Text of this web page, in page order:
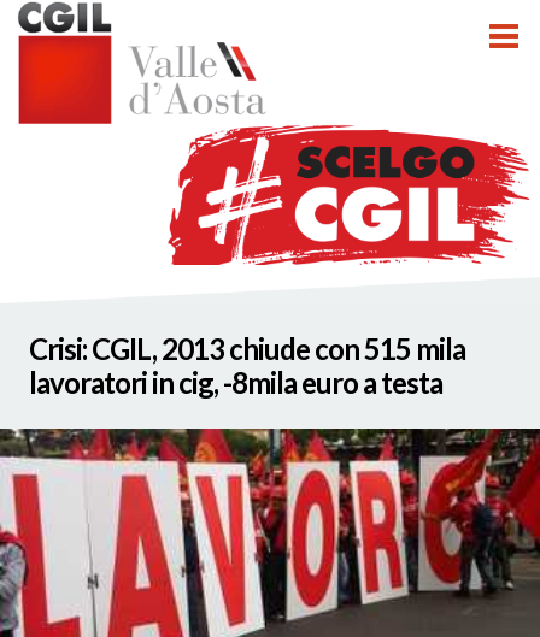
Crisi: CGIL, 2013 chiude con 515 mila
lavoratori in cig, -8mila euro a testa
INCA